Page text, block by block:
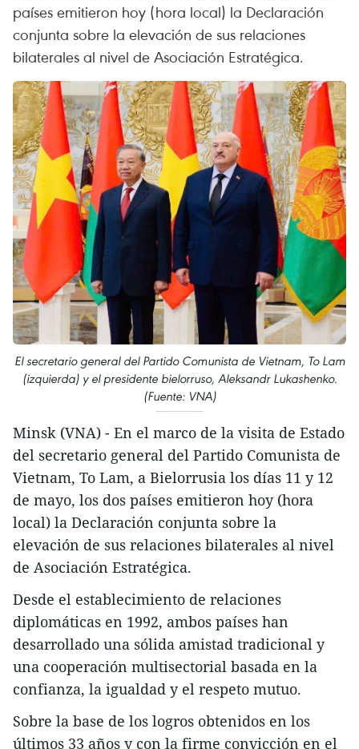
países emitieron hoy (hora local) la Declaración
conjunta sobre la elevación de sus relaciones
bilaterales al nivel de Asociación Estratégica.
El secretario general del Partido Comunista de Vietnam, To Lam
(izquierda) y el presidente bielorruso, Aleksandr Lukashenko.
(Fuente: VNA)
Minsk (VNA) - En el marco de la visita de Estado
del secretario general del Partido Comunista de
Vietnam, To Lam, a Bielorrusia los días 11 y 12
de mayo, los dos países emitieron hoy (hora
local) la Declaración conjunta sobre la
elevación de sus relaciones bilaterales al nivel
de Asociación Estratégica.
Desde el establecimiento de relaciones
diplomáticas en 1992, ambos países han
desarrollado una sólida amistad tradicional y
una cooperación multisectorial basada en la
confianza, la igualdad y el respeto mutuo.
Sobre la base de los logros obtenidos en los
últimos 33 años y con la firme convicción en el